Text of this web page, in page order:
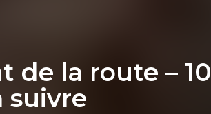
de la route – 10
suivre